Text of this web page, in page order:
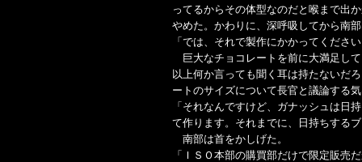
ってるからその体型なのだと喉まで出
やめた。かわりに、深呼吸してから南
「では、それで製作にかかってくださ
巨大なチョコレートを前に大満足し
以上何か言っても聞く耳は持たないだ
ートのサイズについて長官と議論する
「それなんですけど、ガナッシュは日
て作ります。それまでに、日持ちする
南部は首をかしげた。
「ＩＳＯ本部の購買部だけで限定販売